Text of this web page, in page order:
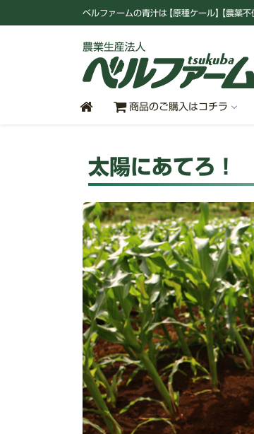
ベルファームの青汁は【原種ケール】【農薬不
商品のご購入はコチラ
太陽にあてろ！